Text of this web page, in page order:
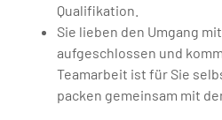
Qualifikation.
Sie lieben den Umgang
aufgeschlossen und
Teamarbeit ist für Sie
packen gemeinsam mit